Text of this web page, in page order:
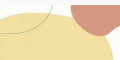
湯圓及彩繪燈籠DIY活動，讓長輩
濃厚的新年，護理之家營養師劉奕
糯米糰讓長輩動手搓湯圓。李麒伶
色，為了應景元宵的熱鬧氣氛，